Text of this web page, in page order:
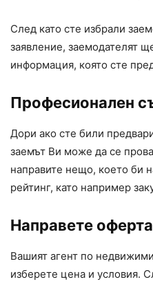
След като сте избрали
заявление, заемодателят
информация, която сте
Професионален
Дори ако сте били
заемът Ви може да се
направите нещо, което би
рейтинг, като например
Направете оферта
Вашият агент по
изберете цена и условия.